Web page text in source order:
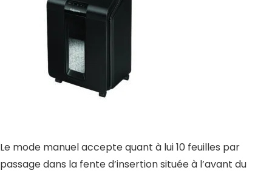
Le mode manuel accepte quant à lui 10 feuilles par
passage dans la fente d’insertion située à l’avant du